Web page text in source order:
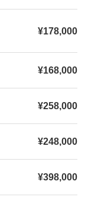
¥178,000
¥168,000
¥258,000
¥248,000
¥398,000